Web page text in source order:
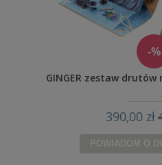
-%
GINGER zestaw
390,00 zł
POWIADOM O